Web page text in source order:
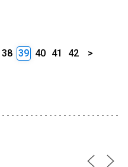
38 39 40 41 42 >